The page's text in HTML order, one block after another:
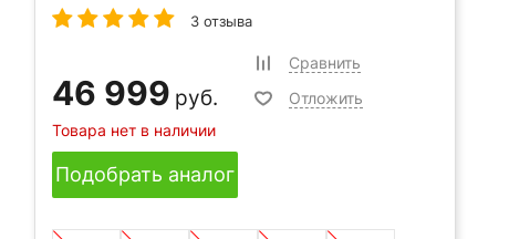
3 отзыва
46 999 руб.
Товара нет в наличии
Сравнить
Отложить
Подобрать аналог